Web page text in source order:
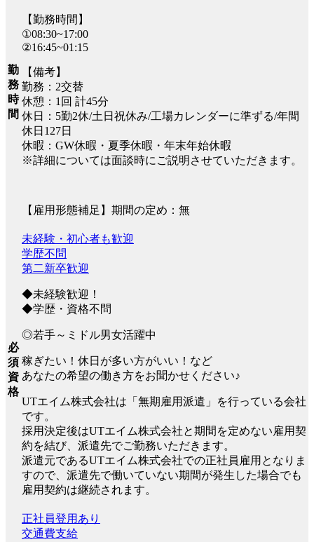
勤
務
時
間
【勤務時間】
①08:30~17:00
②16:45~01:15
【備考】
勤務：2交替
休憩：1回 計45分
休日：5勤2休/土日祝休み/工場カレンダーに準ずる/年間
休日127日
休暇：GW休暇・夏季休暇・年末年始休暇
※詳細については面談時にご説明させていただきます。
【雇用形態補足】期間の定め：無
必
須
資
格
未経験・初心者も歓迎
学歴不問
第二新卒歓迎
◆未経験歓迎！
◆学歴・資格不問
◎若手～ミドル男女活躍中
稼ぎたい！休日が多い方がいい！など
あなたの希望の働き方をお聞かせください♪
UTエイム株式会社は「無期雇用派遣」を行っている会社
です。
採用決定後はUTエイム株式会社と期間を定めない雇用契
約を結び、派遣先でご勤務いただきます。
派遣元であるUTエイム株式会社での正社員雇用となりま
すので、派遣先で働いていない期間が発生した場合でも
雇用契約は継続されます。
正社員登用あり
交通費支給